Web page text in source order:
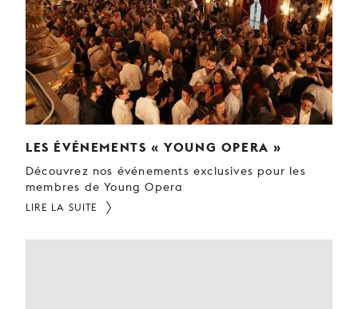
LES ÉVÉNEMENTS « YOUNG OPERA »
Découvrez nos événements exclusives pour les
membres de Young Opera
LIRE LA SUITE